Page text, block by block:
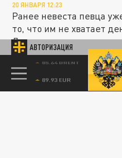
АВТОРИЗАЦИЯ
20 ЯНВАРЯ 12:23
Ранее невеста певца
то, что им не хватает
Лепс резко потерял в
ШОУ-БИЗНЕС